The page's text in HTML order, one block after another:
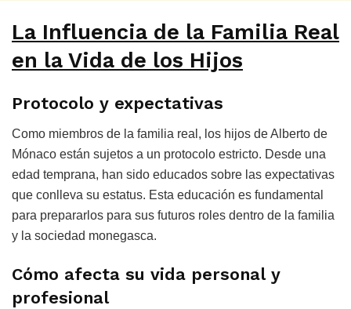
La Influencia de la Familia Real
en la Vida de los Hijos
Protocolo y expectativas
Como miembros de la familia real, los hijos de Alberto de
Mónaco están sujetos a un protocolo estricto. Desde una
edad temprana, han sido educados sobre las expectativas
que conlleva su estatus. Esta educación es fundamental
para prepararlos para sus futuros roles dentro de la familia
y la sociedad monegasca.
Cómo afecta su vida personal y
profesional